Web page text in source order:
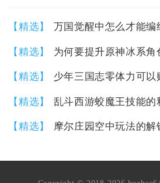
【精选】
【精选】 为何要提升原神冰系角
【精选】 少年三国志零体力可以
【精选】
【精选】 摩尔庄园空中玩法的解